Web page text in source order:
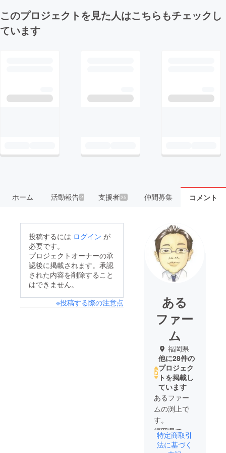
このプロジェクトを見た人はこちらもチェックし
ています
ホーム 活動報告2 支援者 25 仲間募集 コメント
投稿するには ログイン が
必要です。
プロジェクトオーナーの承
認後に掲載されます。承認
された内容を削除すること
はできません。
※投稿する際の注意点
ある
ファー
ム
福岡県
他に28件の
プロジェク
トを掲載し
ています
あるファー
ムの渕上で
す。
福岡県であ
まおうの生
特定商取引
法に基づく